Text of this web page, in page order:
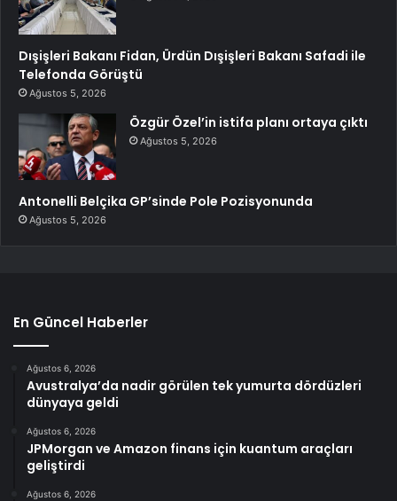
Dışişleri Bakanı Fidan, Ürdün Dışişleri Bakanı Safadi ile
Telefonda Görüştü
Ağustos 5, 2026
Özgür Özel’in istifa planı ortaya çıktı
Ağustos 5, 2026
Antonelli Belçika GP’sinde Pole Pozisyonunda
Ağustos 5, 2026
En Güncel Haberler
Ağustos 6, 2026
Avustralya’da nadir görülen tek yumurta dördüzleri
dünyaya geldi
Ağustos 6, 2026
JPMorgan ve Amazon finans için kuantum araçları
geliştirdi
Ağustos 6, 2026